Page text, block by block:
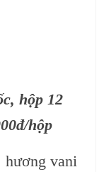
hộp 12
hộp
hương vani